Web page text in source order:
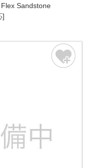
Sandstone
]